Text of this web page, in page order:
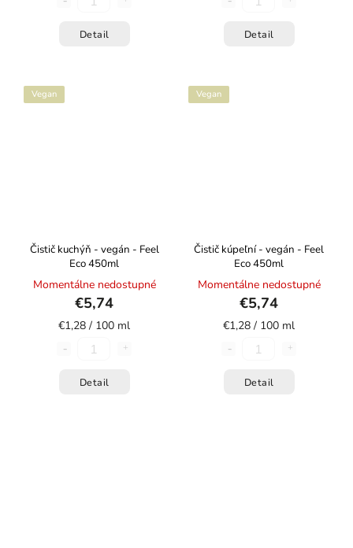
Detail Detail
Vegan
Čistič kuchýň - vegán - Feel
Eco 450ml
Momentálne nedostupné
€5,74
€1,28 / 100 ml
Detail
Vegan
Čistič kúpeľní - vegán - Feel
Eco 450ml
Momentálne nedostupné
€5,74
€1,28 / 100 ml
Detail